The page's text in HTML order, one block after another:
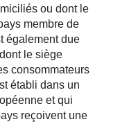
ou dont le
membre de
également due
le siège
consommateurs
établi dans un
et qui
reçoivent une